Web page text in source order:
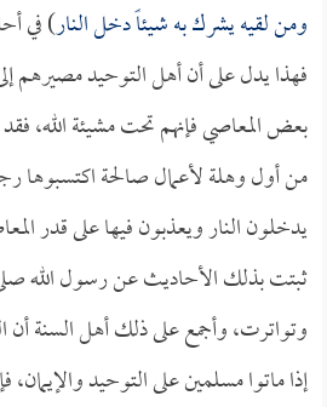
ومن لقيه يشرك به شيئاً دخل النار) في
فهذا يدل على أن أهل التوحيد مصيرهم
بعض المعاصي فإنهم تحت مشيئة الله،
من أول وهلة لأعمال صالحة اكتسبوها
يدخلون النار ويعذبون فيها على قدر
ثبتت بذلك الأحاديث عن رسول الله
وتواترت، وأجمع على ذلك أهل السنة أن
إذا ماتوا مسلمين على التوحيد والإيمان،